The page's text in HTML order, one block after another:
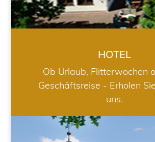
HOTEL
Ob Urlaub, Flitterwochen
Geschäftsreise - Erholen
uns.